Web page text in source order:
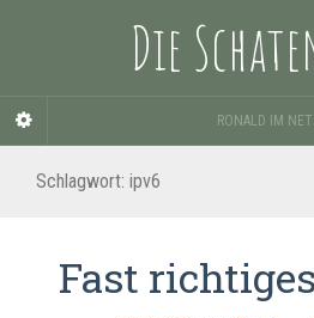
Die
RONALD IM
Schlagwort: ipv6
Fast